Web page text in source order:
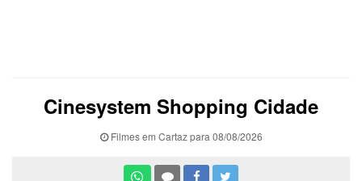
Cinesystem Shopping Cidade
Filmes em Cartaz para 08/08/2026